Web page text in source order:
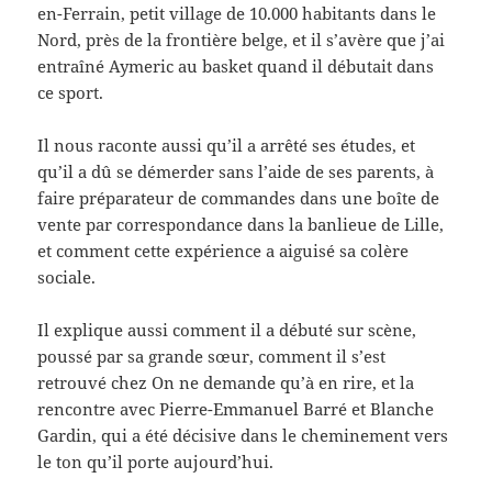
en-Ferrain, petit village de 10.000 habitants dans le
Nord, près de la frontière belge, et il s’avère que j’ai
entraîné Aymeric au basket quand il débutait dans
ce sport.
Il nous raconte aussi qu’il a arrêté ses études, et
qu’il a dû se démerder sans l’aide de ses parents, à
faire préparateur de commandes dans une boîte de
vente par correspondance dans la banlieue de Lille,
et comment cette expérience a aiguisé sa colère
sociale.
Il explique aussi comment il a débuté sur scène,
poussé par sa grande sœur, comment il s’est
retrouvé chez On ne demande qu’à en rire, et la
rencontre avec Pierre-Emmanuel Barré et Blanche
Gardin, qui a été décisive dans le cheminement vers
le ton qu’il porte aujourd’hui.